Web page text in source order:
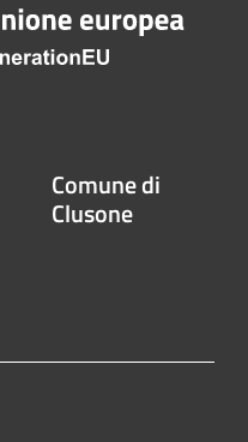
Comune di
Clusone